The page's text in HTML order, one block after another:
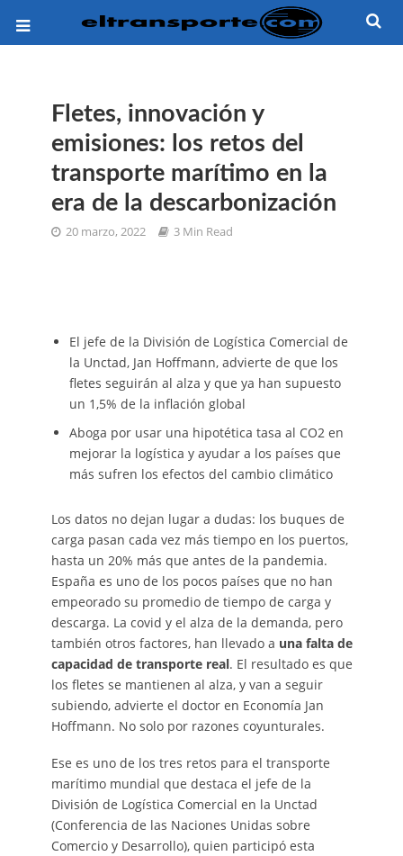
Fletes, innovación y
emisiones: los retos del
transporte marítimo en la
era de la descarbonización
20 marzo, 2022 3 Min Read
El jefe de la División de Logística Comercial de
la Unctad, Jan Hoffmann, advierte de que los
fletes seguirán al alza y que ya han supuesto
un 1,5% de la inflación global
Aboga por usar una hipotética tasa al CO2 en
mejorar la logística y ayudar a los países que
más sufren los efectos del cambio climático
Los datos no dejan lugar a dudas: los buques de
carga pasan cada vez más tiempo en los puertos,
hasta un 20% más que antes de la pandemia.
España es uno de los pocos países que no han
empeorado su promedio de tiempo de carga y
descarga. La covid y el alza de la demanda, pero
también otros factores, han llevado a una falta de
capacidad de transporte real. El resultado es que
los fletes se mantienen al alza, y van a seguir
subiendo, advierte el doctor en Economía Jan
Hoffmann. No solo por razones coyunturales.
Ese es uno de los tres retos para el transporte
marítimo mundial que destaca el jefe de la
División de Logística Comercial en la Unctad
(Conferencia de las Naciones Unidas sobre
Comercio y Desarrollo), quien participó esta